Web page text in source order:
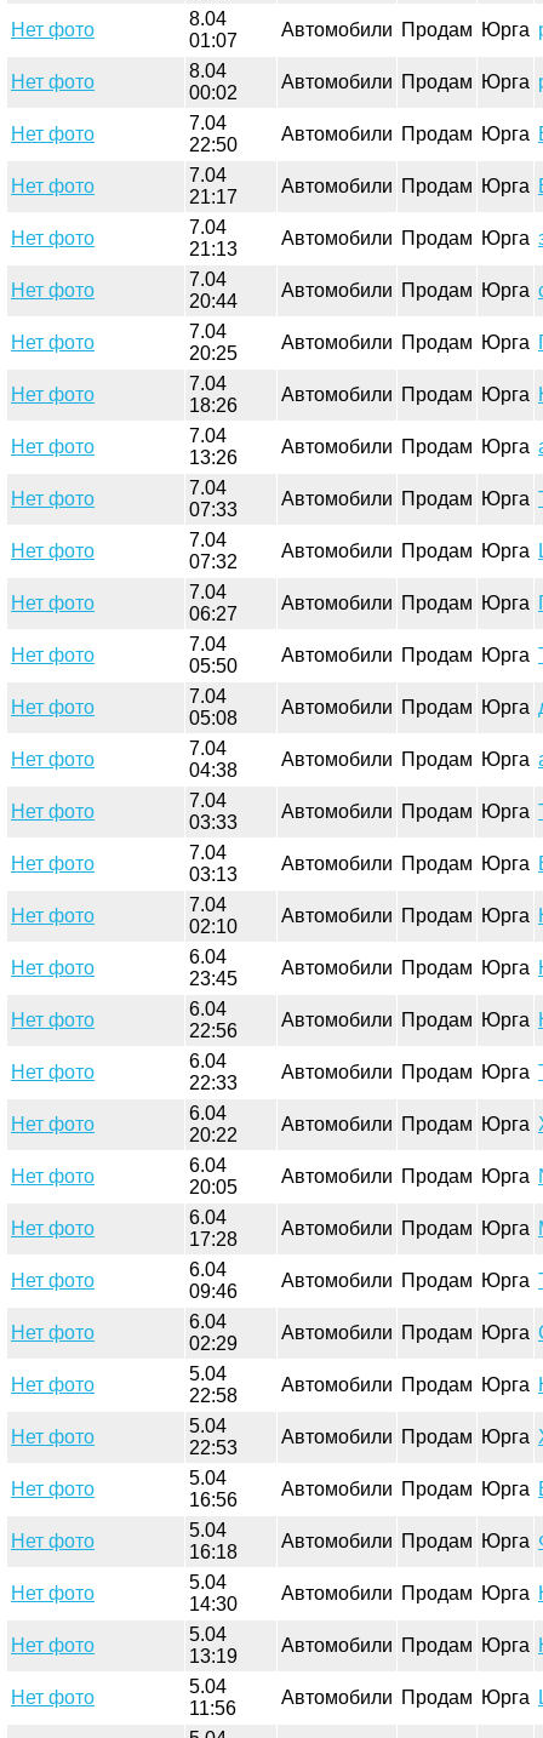
Нет фото
8.04
01:07
Автомобили Продам Юрга
Нет фото
8.04
00:02
Автомобили Продам Юрга
Нет фото
7.04
22:50
Автомобили Продам Юрга
Нет фото
7.04
21:17
Автомобили Продам Юрга
Нет фото
7.04
21:13
Автомобили Продам Юрга
Нет фото
7.04
20:44
Автомобили Продам Юрга
Нет фото
7.04
20:25
Автомобили Продам Юрга
Нет фото
7.04
18:26
Автомобили Продам Юрга
Нет фото
7.04
13:26
Автомобили Продам Юрга
Нет фото
7.04
07:33
Автомобили Продам Юрга
Нет фото
7.04
07:32
Автомобили Продам Юрга
Нет фото
7.04
06:27
Автомобили Продам Юрга
Нет фото
7.04
05:50
Автомобили Продам Юрга
Нет фото
7.04
05:08
Автомобили Продам Юрга
Нет фото
7.04
04:38
Автомобили Продам Юрга
Нет фото
7.04
03:33
Автомобили Продам Юрга
Нет фото
7.04
03:13
Автомобили Продам Юрга
Нет фото
7.04
02:10
Автомобили Продам Юрга
Нет фото
6.04
23:45
Автомобили Продам Юрга
Нет фото
6.04
22:56
Автомобили Продам Юрга
Нет фото
6.04
22:33
Автомобили Продам Юрга
Нет фото
6.04
20:22
Автомобили Продам Юрга
Нет фото
6.04
20:05
Автомобили Продам Юрга
Нет фото
6.04
17:28
Автомобили Продам Юрга
Нет фото
6.04
09:46
Автомобили Продам Юрга
Нет фото
6.04
02:29
Автомобили Продам Юрга
Нет фото
5.04
22:58
Автомобили Продам Юрга
Нет фото
5.04
22:53
Автомобили Продам Юрга
Нет фото
5.04
16:56
Автомобили Продам Юрга
Нет фото
5.04
16:18
Автомобили Продам Юрга
Нет фото
5.04
14:30
Автомобили Продам Юрга
Нет фото
5.04
13:19
Автомобили Продам Юрга
Нет фото
5.04
11:56
Автомобили Продам Юрга